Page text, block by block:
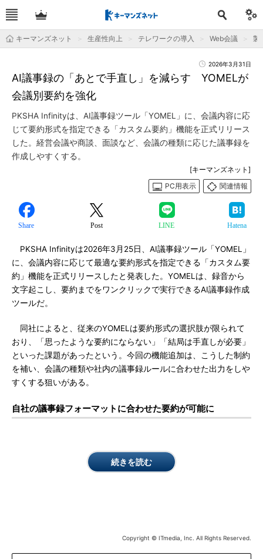
キーマンズネット 生産性向上 テレワークの導入 Web会議 製
2026年3月31日
AI議事録の「あとで手直し」を減らす YOMELが
会議別要約を強化
PKSHA Infinityは、AI議事録ツール「YOMEL」に、会議内容に応
じて要約形式を指定できる「カスタム要約」機能を正式リリース
した。経営会議や商談、面談など、会議の種類に応じた議事録を
作成しやすくする。
[キーマンズネット]
PC用表示
関連情報
Share Post LINE Hatena
PKSHA Infinityは2026年3月25日、AI議事録ツール「YOMEL」
に、会議内容に応じて最適な要約形式を指定できる「カスタム要
約」機能を正式リリースしたと発表した。YOMELは、録音から
文字起こし、要約までをワンクリックで実行できるAI議事録作成
ツールだ。
同社によると、従来のYOMELは要約形式の選択肢が限られて
おり、「思ったような要約にならない」「結局は手直しが必要」
といった課題があったという。今回の機能追加は、こうした制約
を補い、会議の種類や社内の議事録ルールに合わせた出力をしや
すくする狙いがある。
自社の議事録フォーマットに合わせた要約が可能に
続きを読む
Copyright © ITmedia, Inc. All Rights Reserved.